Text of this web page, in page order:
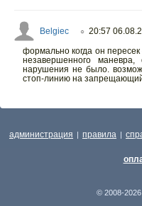
Belgiec ○ 20:57
формально когда он
незавершенного маневра,
нарушения не было.
стоп-линию на
администрация | правила |
© 2008-